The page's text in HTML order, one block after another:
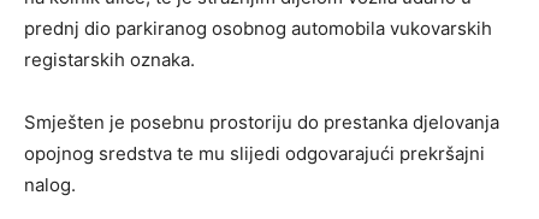
prednj dio parkiranog osobnog automobila vukovarskih
registarskih oznaka.
Smješten je posebnu prostoriju do prestanka djelovanja
opojnog sredstva te mu slijedi odgovarajući prekršajni
nalog.